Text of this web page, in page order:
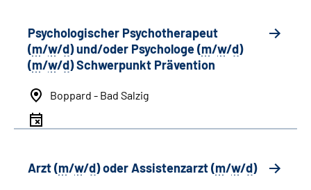
Psychologischer Psychotherapeut
(m/w/d) und/oder Psychologe (m/w/d)
(m/w/d) Schwerpunkt Prävention
Boppard - Bad Salzig
Arzt (m/w/d) oder Assistenzarzt (m/w/d)